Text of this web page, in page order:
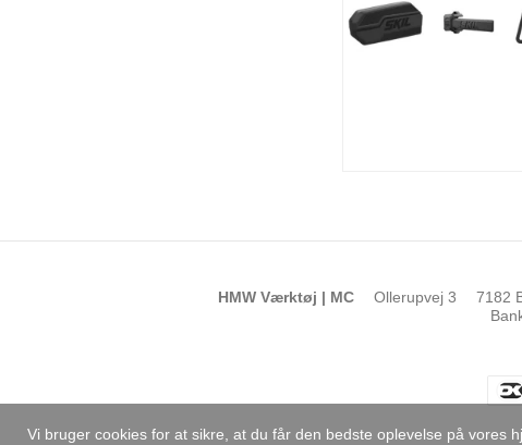
Vi bruger cookies for at sikre, at du får den bedste oplevelse på vores
HMW Værktøj | MC Ollerupvej 3 7182